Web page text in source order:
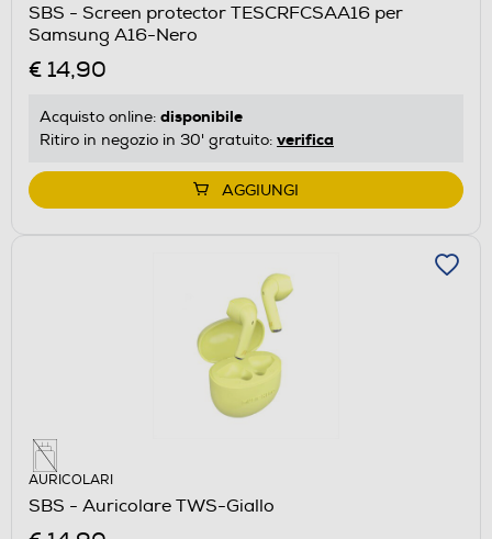
SBS - Screen protector TESCRFCSAA16 per
Samsung A16-Nero
€ 14,90
Acquisto online: disponibile
Ritiro in negozio in 30' gratuito: verifica
AGGIUNGI
AURICOLARI
SBS - Auricolare TWS-Giallo